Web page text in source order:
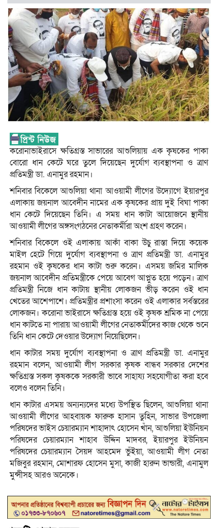
করোনাভাইরাসে ক্ষতিগ্রস্ত সাভারের আশুলিয়ায় এক কৃষকের পাকা
বোরো ধান কেটে ঘরে তুলে দিয়েছেন দুর্যোগ ব্যবস্থাপনা ও ত্রাণ
প্রতিমন্ত্রী ডা. এনামুর রহমান।
শনিবার বিকেলে আশুলিয়া থানা আওয়ামী লীগের উদ্যোগে ইয়ারপুর
এলাকায় জয়নাল আবেদীন নামের এক কৃষকের প্রায় দুই বিঘা পাকা
ধান কেটে দিয়েছেন তিনি। এ সময় ধান কাটা আয়োজনে স্থানীয়
আওয়ামী লীগের অঙ্গসংগঠনের নেতাকর্মীরা অংশ গ্রহণ করেন।
শনিবার বিকেলে ওই এলাকায় আকাঁ বাকা উচু রাস্তা দিয়ে কয়েক
মাইল হেটে গিয়ে দুর্যোগ ব্যবস্থাপনা ও ত্রাণ প্রতিমন্ত্রী ডা. এনামুর
রহমান ওই কৃষকের ধান কাটা শুরু করেন। এসময় জমির মালিক
জয়নাল আবেদীন প্রতিমন্ত্রীকে পেয়ে আবেগ আপ্লুত হয়ে পড়েন। ত্রাণ
প্রতিমন্ত্রী নিজে ধান কাটায় স্থানীয় লোকজন ভীড় করেন ওই ধান
খেতের আশেপাশে। প্রতিমন্ত্রীর প্রশাংসা করেন ওই এলাকার সর্বস্তরের
লোকজন। করোনা ভাইরাসে ক্ষতিগ্রস্ত হয়ে ওই কৃষক শ্রমিক না পেয়ে
ধান কাটতে না পারায় আওয়ামী লীগের নেতাকর্মীদের কাজ থেকে শুনে
তিনি ধান কেটে দেওয়ার উদ্যোগ নিয়েছিলেন।
ধান কাটার সময় দুর্যোগ ব্যবস্থাপনা ও ত্রাণ প্রতিমন্ত্রী ডা. এনামুর
রহমান বলেন, আওয়ামী লীগ সরকার কৃষক বান্ধব সরকার দেশের
ক্ষতিগ্রস্ত সকল কৃষককে সরকারী ভাবে সাহায্য সহযোগীতা করা হবে
বলেও বলেন তিনি।
ধান কাটার এসময় অন্যন্যদের মধ্যে উপস্থিত ছিলেন, আশুলিয়া থানা
আওয়ামী লীগের আহবায়ক ফারুক হাসান তুহিন, সাভার উপজেলা
পরিষদের ভাইস চেয়ারম্যান শাহাদাৎ হোসেন খাঁন, আশুলিয়া ইউনিয়ন
পরিষদের চেয়ারম্যান শাহাব উদ্দিন মাদবর, ইয়ারপুর ইউনিয়ন
পরিষদের চেয়ারম্যান সৈয়দ আহমেদ ভুঁইয়া, আওয়ামী লীগ নেতা
মজিবুর রহমান, মোশারফ হোসেন মুসা, কাজী হারুন ভান্ডারী, এনামুল
মুন্সীসহ আরও অনেকে।